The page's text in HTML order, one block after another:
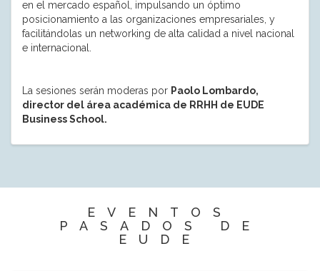
en el mercado español, impulsando un óptimo
posicionamiento a las organizaciones empresariales, y
facilitándolas un networking de alta calidad a nivel nacional
e internacional.
La sesiones serán moderas por Paolo Lombardo,
director del área académica de RRHH de EUDE
Business School.
EVENTOS
PASADOS DE
EUDE